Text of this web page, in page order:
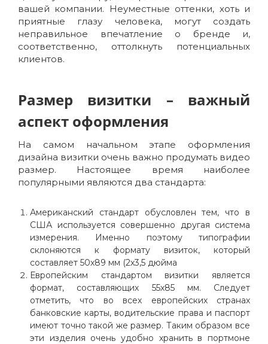
вашей компании. Неуместные оттенки, хоть и
приятные глазу человека, могут создать
неправильное впечатление о бренде и,
соответственно, оттолкнуть потенциальных
клиентов.
Размер визитки – важный
аспект оформления
На самом начальном этапе оформления
дизайна визитки очень важно продумать видео
размер. Настоящее время наиболее
популярными являются два стандарта:
Американский стандарт обусловлен тем, что в
США используется совершенно другая система
измерения. Именно поэтому типографии
склоняются к формату визиток, который
составляет 50х89 мм (2х3,5 дюйма
Европейским стандартом визитки является
формат, составляющих 55х85 мм. Следует
отметить, что во всех европейских странах
банковские карты, водительские права и паспорт
имеют точно такой же размер. Таким образом все
эти изделия очень удобно хранить в портмоне